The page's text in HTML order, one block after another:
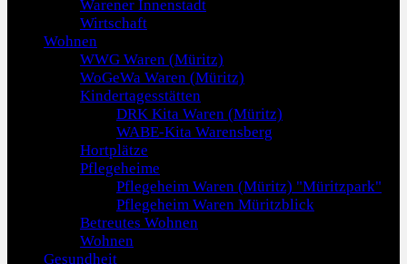
Warener Innenstadt
Wirtschaft
Wohnen
WWG Waren (Müritz)
WoGeWa Waren (Müritz)
Kindertagesstätten
DRK Kita Waren (Müritz)
WABE-Kita Warensberg
Hortplätze
Pflegeheime
Pflegeheim Waren (Müritz) "Müritzpark"
Pflegeheim Waren Müritzblick
Betreutes Wohnen
Wohnen
Gesundheit